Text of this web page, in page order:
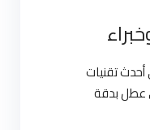
تقنيات
عطل بدقة